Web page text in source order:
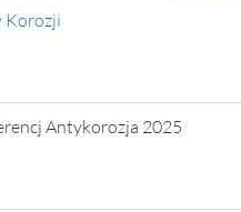
Korozji
Antykorozja 2025